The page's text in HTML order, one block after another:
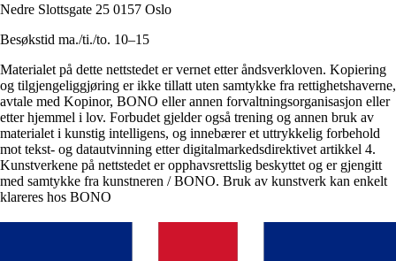
Nedre Slottsgate 25 0157 Oslo
Besøkstid ma./ti./to. 10–15
Materialet på dette nettstedet er vernet etter åndsverkloven. Kopiering
og tilgjengeliggjøring er ikke tillatt uten samtykke fra rettighetshaverne,
avtale med Kopinor, BONO eller annen forvaltningsorganisasjon eller
etter hjemmel i lov. Forbudet gjelder også trening og annen bruk av
materialet i kunstig intelligens, og innebærer et uttrykkelig forbehold
mot tekst- og datautvinning etter digitalmarkedsdirektivet artikkel 4.
Kunstverkene på nettstedet er opphavsrettslig beskyttet og er gjengitt
med samtykke fra kunstneren / BONO. Bruk av kunstverk kan enkelt
klareres hos BONO